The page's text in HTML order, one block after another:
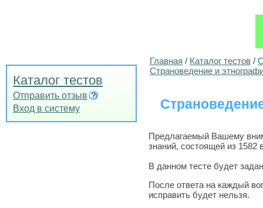
Каталог тестов
Отправить отзыв
Вход в систему
Главная / Каталог тестов /
Страноведение и
Предлагаемый Вашему
знаний, состоящей из 1582
В данном тесте будет
После ответа на каждый
исправить будет нельзя.